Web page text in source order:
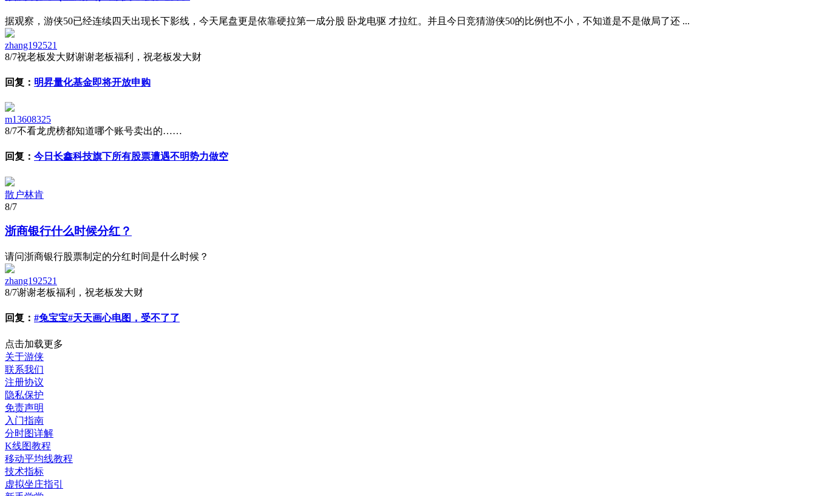
据观察，游侠50已经连续四天出现长下影线，今天尾盘更是依靠硬拉第一成分股 卧龙电驱 才拉红。并且今日竞猜游侠50的比例也不小，不知道是不是做局了还 ...
zhang192521
8/7祝老板发大财谢谢老板福利，祝老板发大财
回复： 明昇量化基金即将开放申购
m13608325
8/7不看龙虎榜都知道哪个账号卖出的……
回复： 今日长鑫科技旗下所有股票遭遇不明势力做空
散户林肯
8/7
浙商银行什么时候分红？
请问浙商银行股票制定的分红时间是什么时候？
zhang192521
8/7谢谢老板福利，祝老板发大财
回复： #兔宝宝#天天画心电图，受不了了
点击加载更多
关于游侠
联系我们
注册协议
隐私保护
免责声明
入门指南
分时图详解
K线图教程
移动平均线教程
技术指标
虚拟坐庄指引